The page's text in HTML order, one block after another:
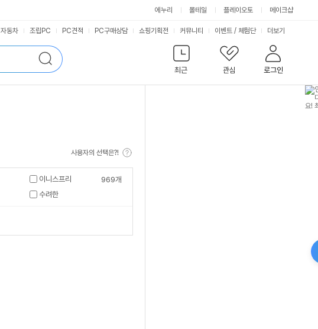
에누리 몰테일 플레이오토
메이크샵
검
색
최근
관심 로그인
자동차 조립PC PC견적 PC구매상담 쇼핑기획전 커뮤니티 이벤트 / 체험단 서
비
스
더보기
사용자의 선택은?!
이니스프리
수려한
969개